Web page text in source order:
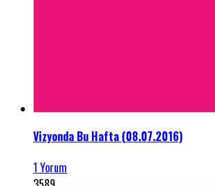
Vizyonda Bu Hafta (08.07.2016)
1 Yorum